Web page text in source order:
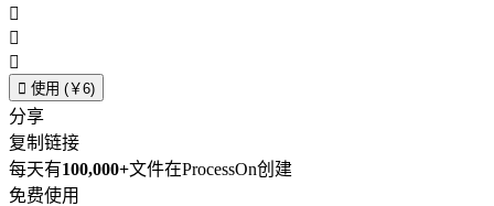



 使用 (￥6)
分享
复制链接
每天有100,000+文件在ProcessOn创建
免费使用